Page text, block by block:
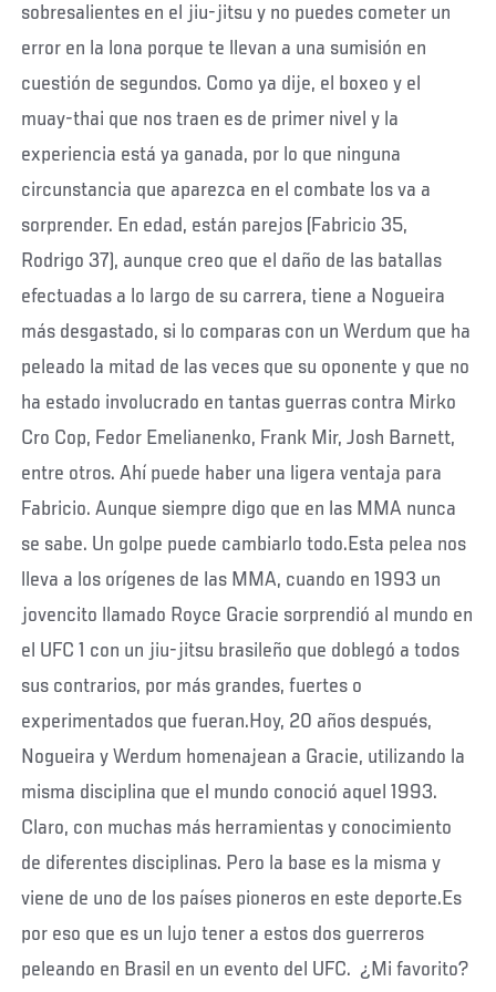
sobresalientes en el jiu-jitsu y no puedes cometer un
error en la lona porque te llevan a una sumisión en
cuestión de segundos. Como ya dije, el boxeo y el
muay-thai que nos traen es de primer nivel y la
experiencia está ya ganada, por lo que ninguna
circunstancia que aparezca en el combate los va a
sorprender. En edad, están parejos (Fabricio 35,
Rodrigo 37), aunque creo que el daño de las batallas
efectuadas a lo largo de su carrera, tiene a Nogueira
más desgastado, si lo comparas con un Werdum que ha
peleado la mitad de las veces que su oponente y que no
ha estado involucrado en tantas guerras contra Mirko
Cro Cop, Fedor Emelianenko, Frank Mir, Josh Barnett,
entre otros. Ahí puede haber una ligera ventaja para
Fabricio. Aunque siempre digo que en las MMA nunca
se sabe. Un golpe puede cambiarlo todo.Esta pelea nos
lleva a los orígenes de las MMA, cuando en 1993 un
jovencito llamado Royce Gracie sorprendió al mundo en
el UFC 1 con un jiu-jitsu brasileño que doblegó a todos
sus contrarios, por más grandes, fuertes o
experimentados que fueran.Hoy, 20 años después,
Nogueira y Werdum homenajean a Gracie, utilizando la
misma disciplina que el mundo conoció aquel 1993.
Claro, con muchas más herramientas y conocimiento
de diferentes disciplinas. Pero la base es la misma y
viene de uno de los países pioneros en este deporte.Es
por eso que es un lujo tener a estos dos guerreros
peleando en Brasil en un evento del UFC. ¿Mi favorito?